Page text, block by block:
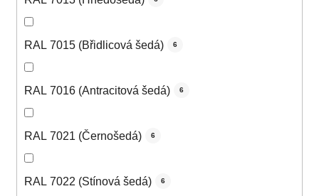
RAL 7015 (Břidlicová šedá) 6
RAL 7016 (Antracitová šedá) 6
RAL 7021 (Černošedá) 6
RAL 7022 (Stínová šedá) 6